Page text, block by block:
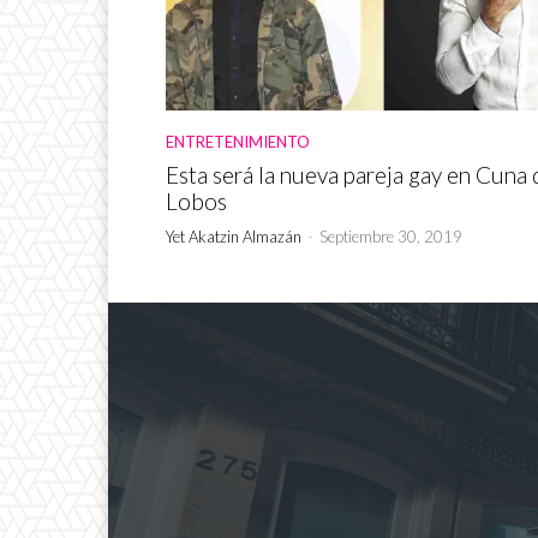
ENTRETENIMIENTO
Esta será la nueva pareja gay en Cuna
Lobos
Yet Akatzin Almazán - Septiembre 30, 2019